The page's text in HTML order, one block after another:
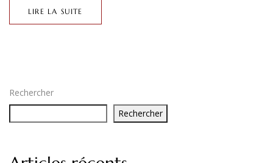
Rechercher
Rechercher
LIRE LA SUITE